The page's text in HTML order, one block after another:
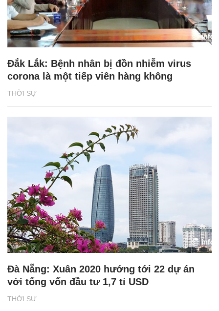
THỜI SỰ
Đắk Lắk: Bệnh nhân bị đồn nhiễm virus
corona là một tiếp viên hàng không
THỜI SỰ
Đà Nẵng: Xuân 2020 hướng tới 22 dự án
với tổng vốn đầu tư 1,7 tỉ USD